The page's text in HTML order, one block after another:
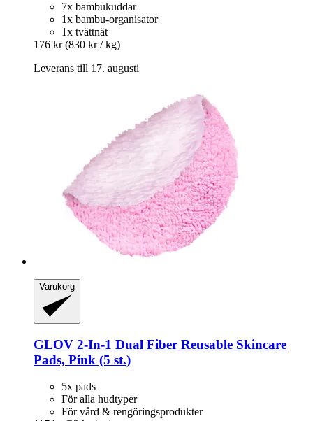
7x bambukuddar
1x bambu-organisator
1x tvättnät
176 kr (830 kr / kg)
Leverans till 17. augusti
Varukorg
GLOV 2-​In-​1 Dual Fiber Reusable Skincare
Pads, Pink (5 st.)
5x pads
För alla hudtyper
För vård & rengöringsprodukter